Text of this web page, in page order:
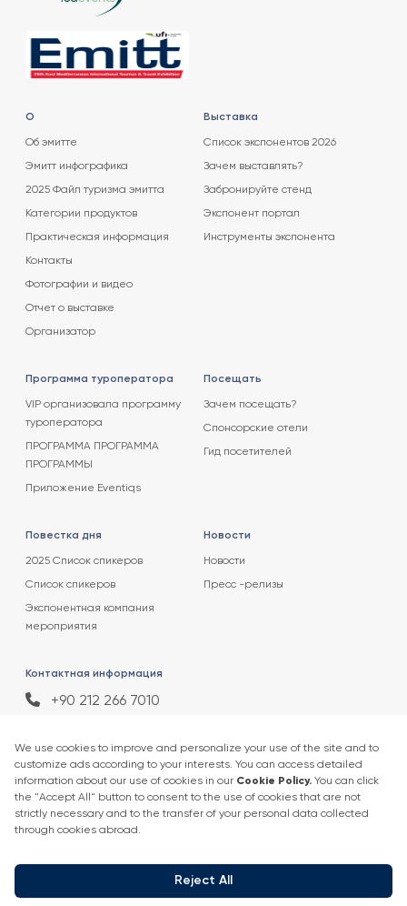
О
Об эмитте
Эмитт инфографика
2025 Файл туризма эмитта
Категории продуктов
Практическая информация
Контакты
Фотографии и видео
Отчет о выставке
Организатор
Выставка
Список экспонентов 2026
Зачем выставлять?
Забронируйте стенд
Экспонент портал
Инструменты экспонента
Программа туроператора
VIP организовала программу
туроператора
ПРОГРАММА ПРОГРАММА
ПРОГРАММЫ
Приложение Eventiqs
Посещать
Зачем посещать?
Спонсорские отели
Гид посетителей
Повестка дня
2025 Список спикеров
Список спикеров
Экспонентная компания
мероприятия
Новости
Новости
Пресс -релизы
Контактная информация
+90 212 266 7010